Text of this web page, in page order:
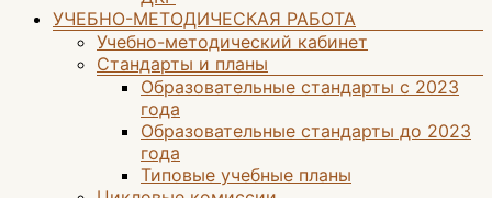
УЧЕБНО-МЕТОДИЧЕСКАЯ РАБОТА
Учебно-методический кабинет
Стандарты и планы
Образовательные стандарты с 2023
года
Образовательные стандарты до 2023
года
Типовые учебные планы